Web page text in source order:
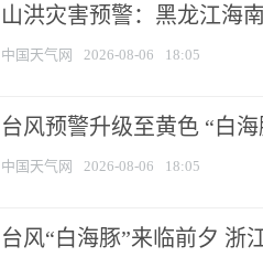
山洪灾害预警：黑龙江海
中国天气网 2026-08-06 18:05
台风预警升级至黄色 “白
中国天气网 2026-08-06 18:05
台风“白海豚”来临前夕 浙